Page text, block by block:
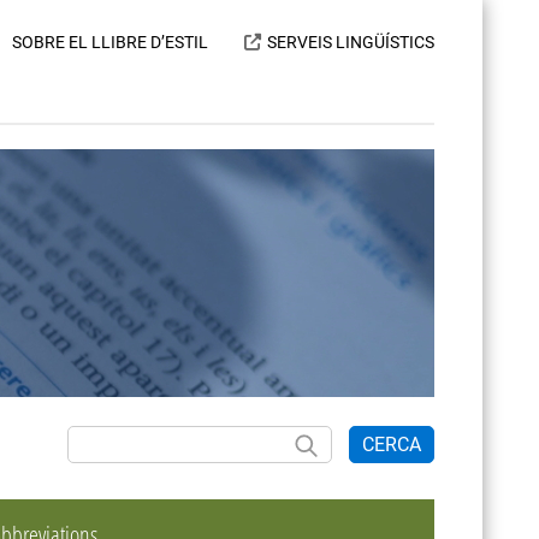
SOBRE EL LLIBRE D’ESTIL SERVEIS LINGÜÍSTICS
CERCA